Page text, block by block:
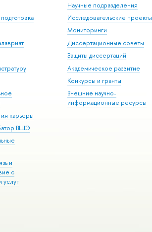
карьеры
ВШЭ
и
с
услуг
Научные подразделения
Исследовательские проекты
Мониторинги
Диссертационные советы
Защиты диссертаций
Академическое развитие
Конкурсы и гранты
Внешние научно-
информационные ресурсы